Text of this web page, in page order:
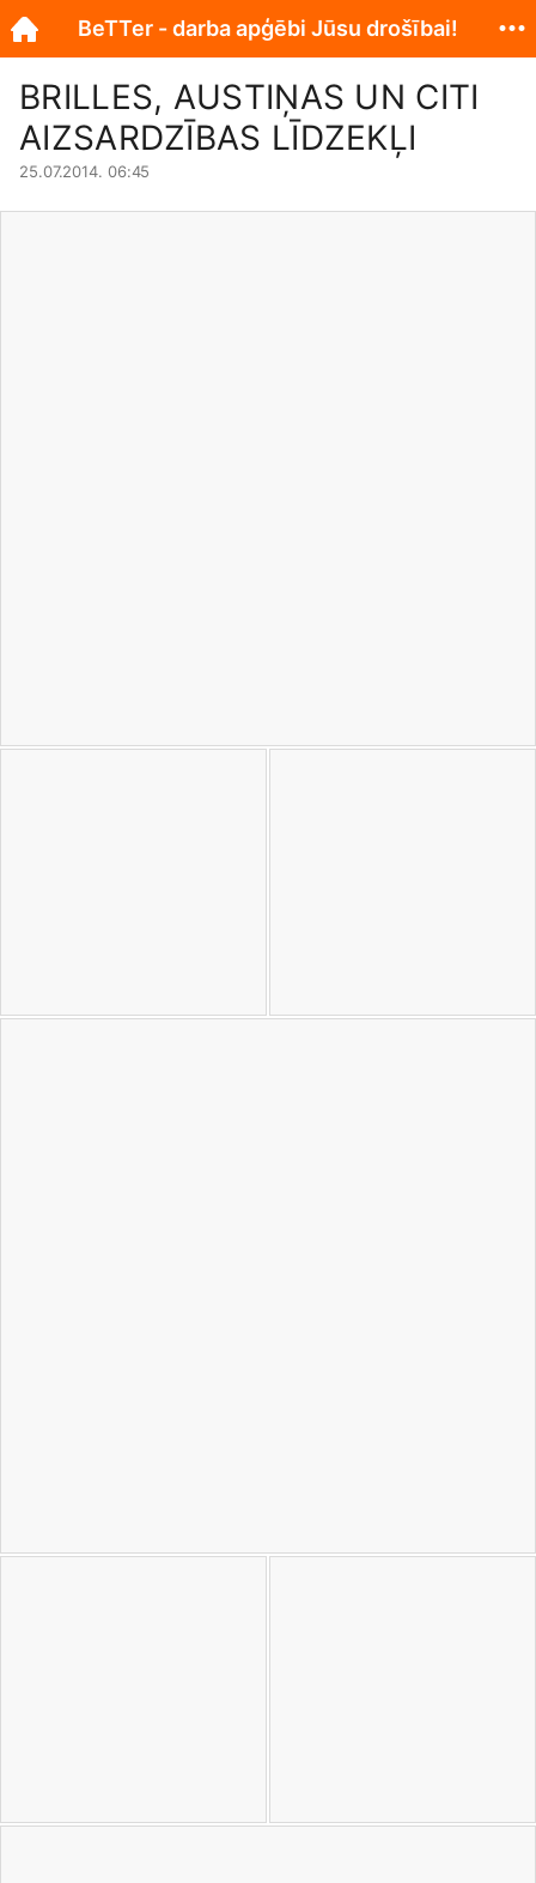
BRILLES, AUSTIŅAS UN CITI
AIZSARDZĪBAS LĪDZEKĻI
25.07.2014. 06:45
BeTTer - darba apģēbi Jūsu drošībai!